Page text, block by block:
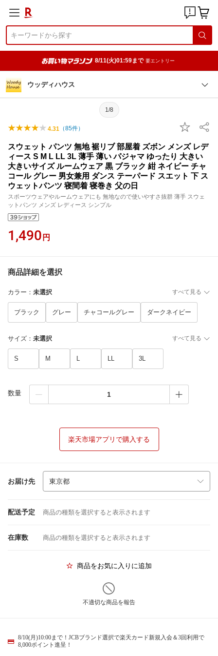
8/11(火)01:59まで 要エントリー
ウッディハウス
1/8
4.31 （85件）
スウェット パンツ 無地 裾リブ 部屋着 ズボン メンズ レデ
ィース S M L LL 3L 薄手 薄い パジャマ ゆったり 大きい
大きいサイズ ルームウェア 黒 ブラック 紺 ネイビー チャ
コール グレー 男女兼用 ダンス テーパード スエット 下 ス
ウェットパンツ 寝間着 寝巻き 父の日
スポーツウェアやルームウェアにも 無地なので使いやすさ抜群 薄手 スウェ
ットパンツ メンズ レディース シンプル
1,490 円
商品詳細を選択
カラー ： 未選択 すべて見る
ブラック グレー チャコールグレー ダークネイビー
サイズ ： 未選択 すべて見る
S M L LL 3L
数量
楽天市場アプリで購入する
お届け先
配送予定 商品の種類を選択すると表示されます
在庫数 商品の種類を選択すると表示されます
商品をお気に入りに追加
不適切な商品を報告
8/10(月)10:00まで！JCBブランド選択で楽天カード新規入会＆3回利用で
8,000ポイント進呈！